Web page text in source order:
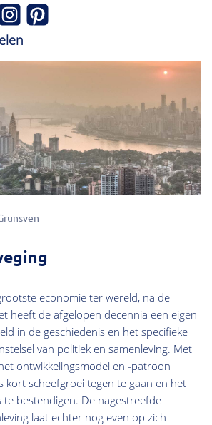
economie ter wereld, na de
heeft de afgelopen decennia een eigen
in de geschiedenis en het specifieke
van politiek en samenleving. Met
ontwikkelingsmodel en -patroon
kort scheefgroei tegen te gaan en het
te bestendigen. De nagestreefde
laat echter nog even op zich